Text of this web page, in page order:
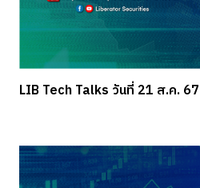
LIB Tech Talks วันที่ 21 ส.ค. 67